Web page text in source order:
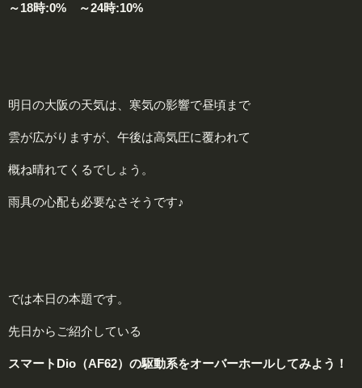
～18時:0% ～24時:10%
明日の大阪の天気は、寒気の影響で昼頃まで
雲が広がりますが、午後は高気圧に覆われて
概ね晴れてくるでしょう。
雨具の心配も必要なさそうです♪
では本日の本題です。
先日からご紹介している
スマートDio（AF62）の駆動系をオーバーホールしてみよう！